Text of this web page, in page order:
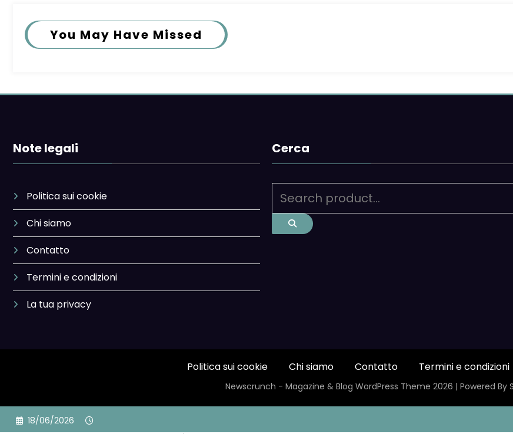
You May Have Missed
Note legali
Politica sui cookie
Chi siamo
Contatto
Termini e condizioni
La tua privacy
Cerca
Politica sui cookie Chi siamo Contatto Termini e condizioni
Newscrunch - Magazine & Blog WordPress Theme 2026 | Powered By
Skip
18/06/2026